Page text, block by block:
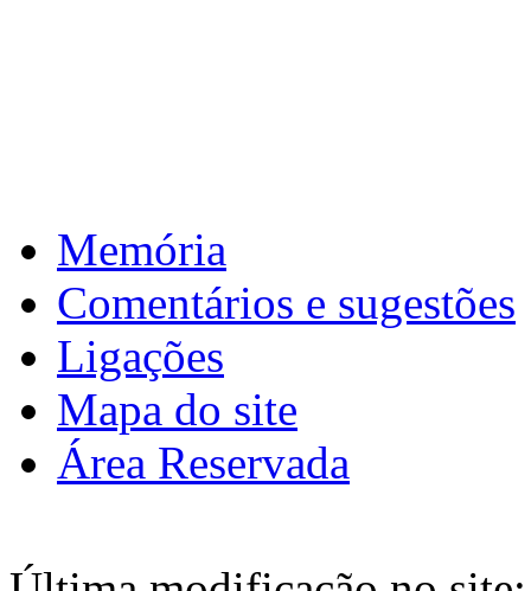
Memória
Comentários e sugestões
Ligações
Mapa do site
Área Reservada